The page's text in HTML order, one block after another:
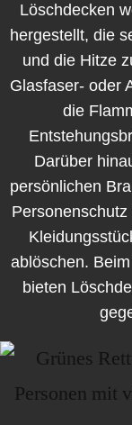
Löschdecken
hergestellt, die
und die Hitze
Glasfaser- oder
die
Darüber
persönlichen
ablöschen.
bieten